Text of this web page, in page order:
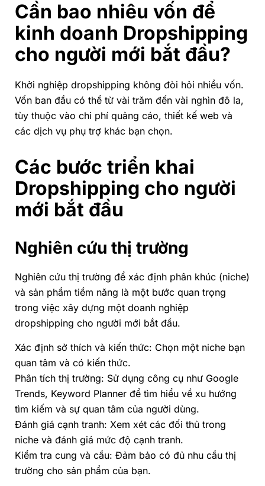
Cần bao nhiêu vốn để
kinh doanh Dropshipping
cho người mới bắt đầu?
Khởi nghiệp dropshipping không đòi hỏi nhiều vốn.
Vốn ban đầu có thể từ vài trăm đến vài nghìn đô la,
tùy thuộc vào chi phí quảng cáo, thiết kế web và
các dịch vụ phụ trợ khác bạn chọn.
Các bước triển khai
Dropshipping cho người
mới bắt đầu
Nghiên cứu thị trường
Nghiên cứu thị trường để xác định phân khúc (niche)
và sản phẩm tiềm năng là một bước quan trọng
trong việc xây dựng một doanh nghiệp
dropshipping cho người mới bắt đầu.
Xác định sở thích và kiến thức: Chọn một niche bạn
quan tâm và có kiến thức.
Phân tích thị trường: Sử dụng công cụ như Google
Trends, Keyword Planner để tìm hiểu về xu hướng
tìm kiếm và sự quan tâm của người dùng.
Đánh giá cạnh tranh: Xem xét các đối thủ trong
niche và đánh giá mức độ cạnh tranh.
Kiểm tra cung và cầu: Đảm bảo có đủ nhu cầu thị
trường cho sản phẩm của bạn.